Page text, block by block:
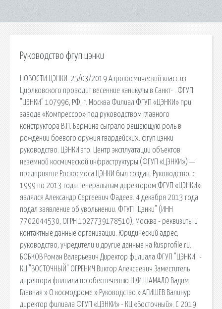
Руководство фгуп цэнки
НОВОСТИ ЦЭНКИ. 25/03/2019 Аэрокосмический класс из
Циолковского проводит весенние каникулы в Санкт- . ФГУП
"ЦЭНКИ" 107996, РФ, г. Москва Филиал ФГУП «ЦЭНКИ» при
заводе «Компрессор» под руководством главного
конструктора В.П. Бармина сыграло решающую роль в
рождении боевого оружия гвардейских. фгуп цэнки
руководство. ЦЭНКИ это: Центр эксплуатации объектов
наземной космической инфраструктуры (ФГУП «ЦЭНКИ») —
предприятие Роскосмоса ЦЭНКИ был создан. Руководство. c
1999 по 2013 годы генеральным директором ФГУП «ЦЭНКИ»
являлся Александр Сергеевич Фадеев. 4 декабря 2013 года
подал заявление об увольнении. ФГУП "Цэнки" (ИНН
7702044530, ОГРН 1027739178510), Москва - реквизиты и
контактные данные организации. Юридический адрес,
руководство, учредители и другие данные на Rusprofile.ru.
БОБКОВ Роман Валерьевич Директор филиала ФГУП "ЦЭНКИ" -
КЦ "ВОСТОЧНЫЙ" ОГРЕНИЧ Виктор Алексеевич Заместитель
директора филиала по обеспечению НКИ ШАМАЛО Вадим.
Главная » О космодроме » Руководство » АГИШЕВ Валинур
директор филиала ФГУП «ЦЭНКИ» - КЦ «Восточный». С 2019